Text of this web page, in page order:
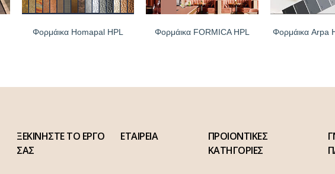
Φορμάικα Homapal HPL Φορμάικα FORMICA HPL Φορμάικα Arpa
ΞΕΚΙΝΗΣΤΕ ΤΟ ΕΡΓΟ
ΣΑΣ
ΕΤΑΙΡΕΙΑ
ΠΡΟΙΟΝΤΙΚΕΣ
ΚΑΤΗΓΟΡΙΕΣ